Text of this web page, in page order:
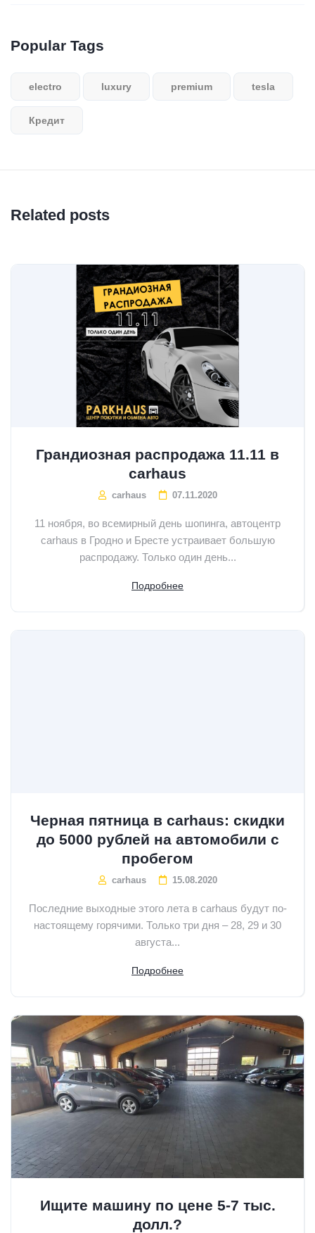
Popular Tags
electro luxury premium tesla
Кредит
Related posts
Грандиозная распродажа 11.11 в
carhaus
carhaus 07.11.2020
11 ноября, во всемирный день шопинга, автоцентр
carhaus в Гродно и Бресте устраивает большую
распродажу. Только один день...
Подробнее
Черная пятница в carhaus: скидки
до 5000 рублей на автомобили с
пробегом
carhaus 15.08.2020
Последние выходные этого лета в carhaus будут по-
настоящему горячими. Только три дня – 28, 29 и 30
августа...
Подробнее
Ищите машину по цене 5-7 тыс.
долл.?